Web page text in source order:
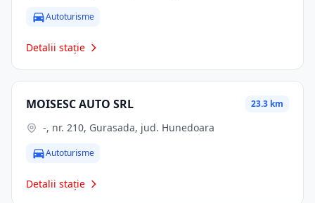
Autoturisme
Detalii stație
MOISESC AUTO SRL 23.3 km
-, nr. 210, Gurasada, jud. Hunedoara
Autoturisme
Detalii stație